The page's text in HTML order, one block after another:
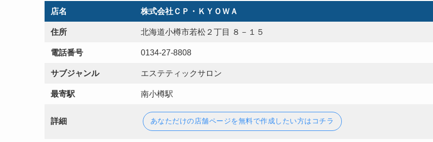
店名 株式会社ＣＰ・ＫＹＯＷＡ
住所 北海道小樽市若松２丁目 ８－１５
電話番号 0134-27-8808
サブジャンル エステティックサロン
最寄駅 南小樽駅
詳細 あなただけの店舗ページを無料で作成したい方はコチラ